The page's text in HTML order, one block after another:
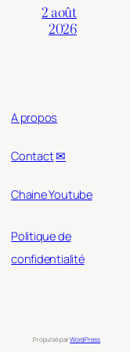
2 août
2026
A propos
Contact✉
Chaine Youtube
Politique de
confidentialité
Propulsé parWordPress